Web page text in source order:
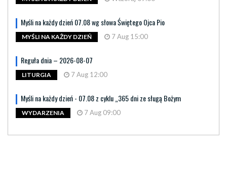
Myśli na każdy dzień 07.08 wg słowa Świętego Ojca Pio
MYŚLI NA KAŻDY DZIEŃ 7 Aug 15:00
Reguła dnia – 2026-08-07
LITURGIA 7 Aug 12:00
Myśli na każdy dzień - 07.08 z cyklu „365 dni ze sługą Bożym
WYDARZENIA 7 Aug 09:00